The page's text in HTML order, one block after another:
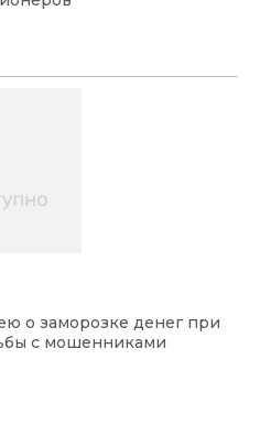
о заморозке денег при
с мошенниками